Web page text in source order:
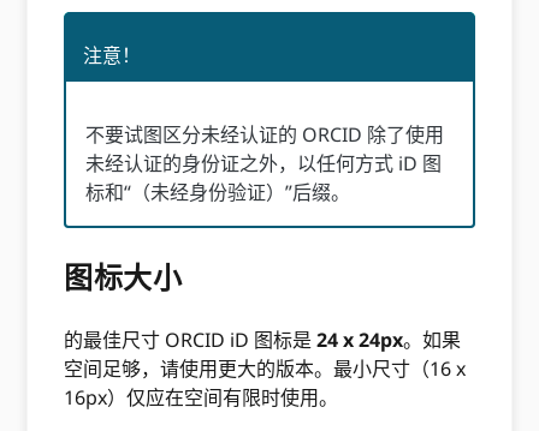
注意！
不要试图区分未经认证的 ORCID 除了使用
未经认证的身份证之外，以任何方式 iD 图
标和“（未经身份验证）”后缀。
图标大小
的最佳尺寸 ORCID iD 图标是24 x 24px。如果
空间足够，请使用更大的版本。最小尺寸（16 x
16px）仅应在空间有限时使用。